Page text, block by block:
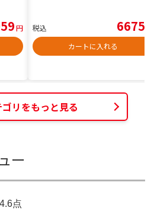
円
税込 6675
カートに入れる
リをもっと見る
ー
4.6点